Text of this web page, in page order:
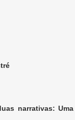
narrativas: